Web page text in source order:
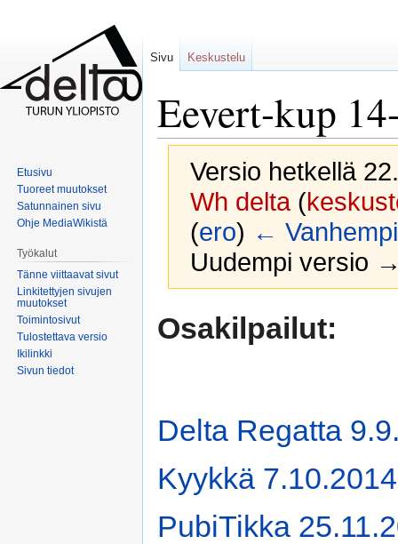
Eevert-kup
Versio hetkellä
Wh delta (
(ero) ←
Uudempi versio
navigaatioon
hakuun
Osakilpailut:
Delta Regatta
Kyykkä 7.10.2014
PubiTikka
Sivu Keskustelu
Etusivu
Tuoreet muutokset
Satunnainen sivu
Ohje MediaWikistä
Työkalut
Tänne viittaavat sivut
Linkitettyjen sivujen
muutokset
Toimintosivut
Tulostettava versio
Ikilinkki
Sivun tiedot